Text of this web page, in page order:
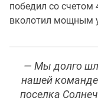
победил со счетом
вколотил мощным
— Мы долго
нашей
поселка